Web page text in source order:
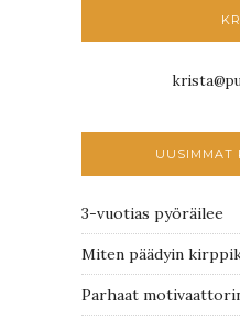
UUSIMMAT
3-vuotias pyöräilee
Miten päädyin
Parhaat